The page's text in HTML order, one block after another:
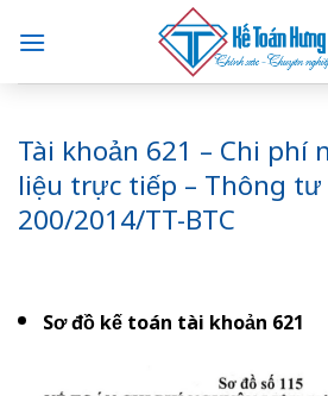
content
Tài khoản 621 – Chi phí
liệu trực tiếp – Thông
200/2014/TT-BTC
Sơ đồ kế toán tài khoản 621